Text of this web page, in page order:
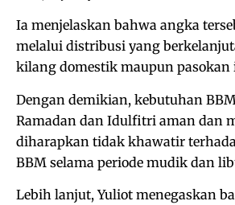
Ia menjelaskan bahwa angka
melalui distribusi yang
kilang domestik maupun pasokan
Dengan demikian, kebutuhan
Ramadan dan Idulfitri aman dan
diharapkan tidak khawatir
BBM selama periode mudik dan
Lebih lanjut, Yuliot menegaskan